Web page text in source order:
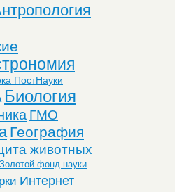
ПостНауки
Биология
ГМО
География
животных
Золотой фонд науки
Интернет